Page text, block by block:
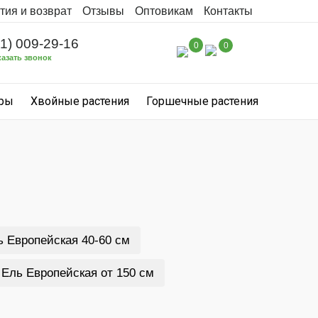
и возврат Отзывы Оптовикам Контакты
009-29-16
звонок
0 0
Хвойные растения Горшечные растения
Европейская 40-60 см
Ель Европейская от 150 см